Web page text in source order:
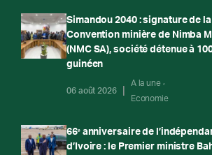
Simandou 2040 : signature de
Convention minière de Nimba
(NMC SA), société détenue à
guinéen
06 août 2026
A la une
Economie
66ᵉ anniversaire de
d’Ivoire : le Premier ministre